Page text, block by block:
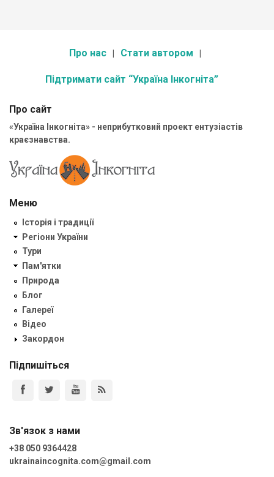
Про нас Стати автором
Підтримати сайт “Україна Інкогніта”
Про сайт
«Україна Інкогніта» - неприбутковий проект ентузіастів
краєзнавства.
Меню
Історія і традиції
Регіони України
Тури
Пам'ятки
Природа
Блог
Галереї
Відео
Закордон
Підпишіться
Зв'язок з нами
+38 050 9364428
ukrainaincognita.com@gmail.com